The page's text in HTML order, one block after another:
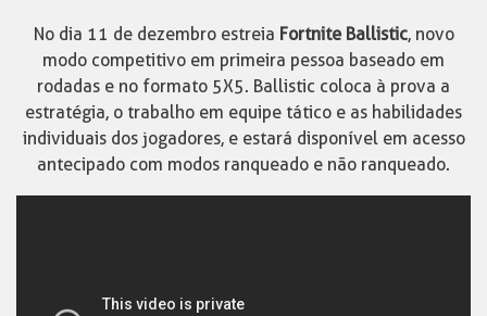
No dia 11 de dezembro estreia Fortnite Ballistic, novo
modo competitivo em primeira pessoa baseado em
rodadas e no formato 5X5. Ballistic coloca à prova a
estratégia, o trabalho em equipe tático e as habilidades
individuais dos jogadores, e estará disponível em acesso
antecipado com modos ranqueado e não ranqueado.